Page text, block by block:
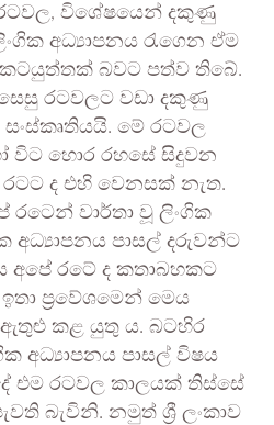
විශේෂයෙන් දකුණු
අධ්‍යාපනය රැගෙන ඒම
බවට පත්ව තිබේ.
රටවලට වඩා දකුණු
මේ රටවල
හොර රහසේ සිදුවන
ද එහි වෙනසක් නැත.
රටෙන් වාර්තා වූ ලිංගික
අධ්‍යාපනය පාසල් දරුවන්ට
අපේ රටේ ද කතාබහකට
ප්‍රවේශමෙන් මෙය
ඇතුළු කළ යුතු ය. බටහිර
අධ්‍යාපනය පාසල් විෂය
එම රටවල කාලයක් තිස්සේ
බැවිනි. නමුත් ශ්‍රී ලංකාව